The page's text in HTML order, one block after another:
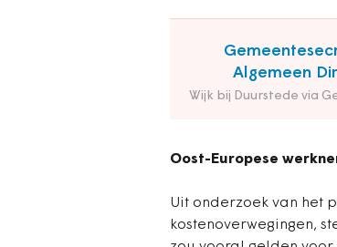
Algemeen
Wijk bij Duurstede via
Oost-Europese
Uit onderzoek van het
kostenoverwegingen,